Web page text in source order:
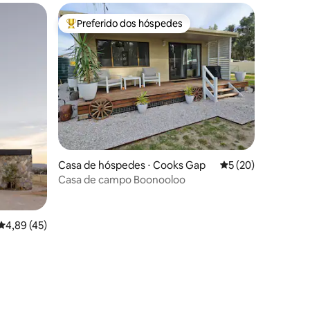
de uma avaliação média de 5, 45 avaliações
4,89 (45)
Entre os melhores preferidos dos hóspedes
Preferido dos hóspedes
Casa de hóspedes ⋅ Cooks Gap 5 de uma
5 (20)
Casa de campo Boonooloo